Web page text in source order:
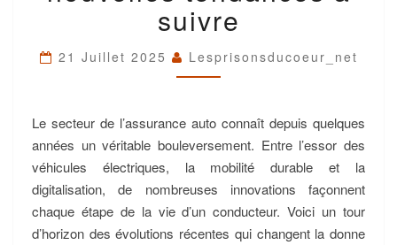
À
suivre
21 Juillet 2025 Lesprisonsducoeur_net
Le secteur de l’assurance auto connaît depuis quelques
années un véritable bouleversement. Entre l’essor des
véhicules électriques, la mobilité durable et la
digitalisation, de nombreuses innovations façonnent
chaque étape de la vie d’un conducteur. Voici un tour
d’horizon des évolutions récentes qui changent la donne